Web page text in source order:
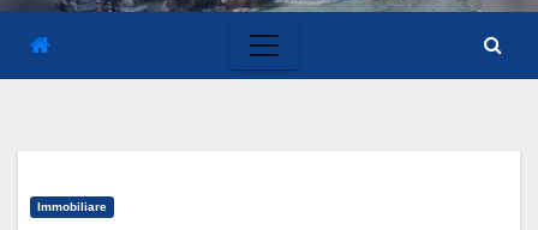
Immobiliare